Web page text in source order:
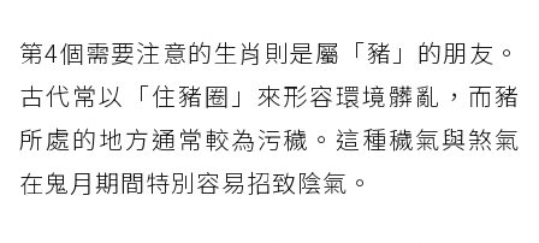
第4個需要注意的生肖則是屬「豬」的朋友。
古代常以「住豬圈」來形容環境髒亂，而豬
所處的地方通常較為污穢。這種穢氣與煞氣
在鬼月期間特別容易招致陰氣。